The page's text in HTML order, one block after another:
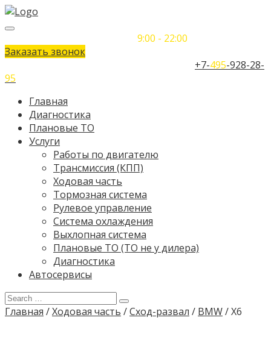
9:00 - 22:00
Заказать звонок
+7-495-928-28-
95
Главная
Диагностика
Плановые ТО
Услуги
Работы по двигателю
Трансмиссия (КПП)
Ходовая часть
Тормозная система
Рулевое управление
Система охлаждения
Выхлопная система
Плановые ТО (ТО не у дилера)
Диагностика
Автосервисы
Главная /Ходовая часть /Сход-развал / BMW/X6